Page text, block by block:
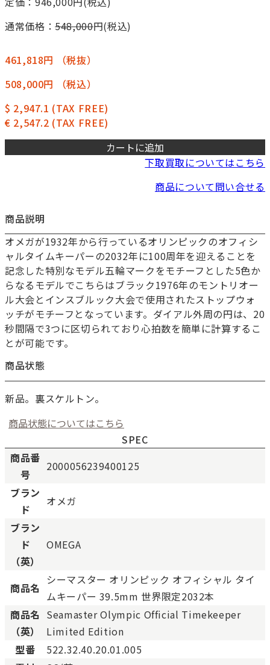
通常価格：548,000円(税込)
461,818円
（税抜）
508,000円
（税込）
$ 2,947.1 (TAX FREE)
€ 2,547.2 (TAX FREE)
カートに追加
下取買取についてはこちら
商品について問い合せる
商品説明
オメガが1932年から行っているオリンピックのオフィシ
ャルタイムキーパーの2032年に100周年を迎えることを
記念した特別なモデル五輪マークをモチーフとした5色か
らなるモデルでこちらはブラック1976年のモントリオー
ル大会とインスブルック大会で使用されたストップウォ
ッチがモチーフとなっています。ダイアル外周の円は、20
秒間隔で3つに区切られており心拍数を簡単に計算するこ
とが可能です。
商品状態
新品。裏スケルトン。
商品状態についてはこちら
BCランクとても使用感のある商品。
Cランク 色濃く使用感があり、傷や
SPEC
商品番
号
2000056239400125
ブラン
ド
オメガ
ブラン
ド
（英）
OMEGA
商品名
シーマスター オリンピック オフィシャル タイ
ムキーパー 39.5mm 世界限定2032本
商品名
（英）
Seamaster Olympic Official Timekeeper
Limited Edition
型番
522.32.40.20.01.005